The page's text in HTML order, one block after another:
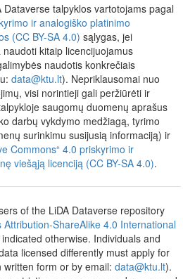
talpyklos vartotojams pagal
ir analogiško platinimo
(CC BY-SA 4.0) sąlygas, jei
kitaip licencijuojamus
naudotis konkrečiais
data@ktu.lt). Nepriklausomai nuo
visi norintieji gali peržiūrėti ir
saugomų duomenų aprašus
darbų vykdymo medžiagą, tyrimo
surinkimu susijusią informaciją) ir
Commons“ 4.0 priskyrimo ir
viešąją licenciją (CC BY-SA 4.0).
of the LiDA Dataverse repository
ShareAlike 4.0 International
otherwise. Individuals and
licensed differently must apply for
form or by email: data@ktu.lt).